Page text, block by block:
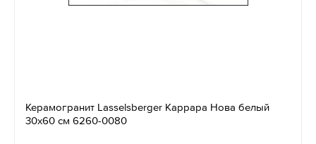
Керамогранит Lasselsberger Каррара Нова белый
30х60 см 6260-0080